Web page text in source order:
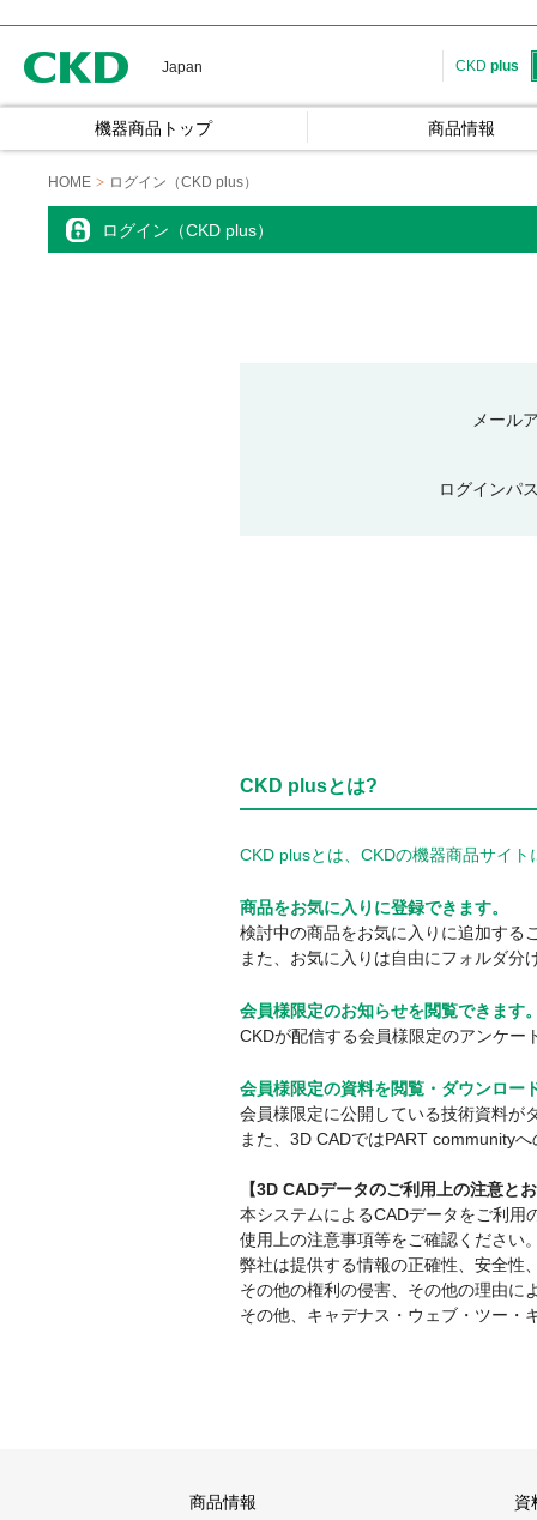
Japan CKD plus
機器商品トップ 商品情報
HOME ログイン（CKD plus）
ログイン（CKD plus）
メール
ログインパ
CKD plusとは?
CKD plusとは、CKDの機器商品サイ
商品をお気に入りに登録できます。
検討中の商品をお気に入りに追加する
また、お気に入りは自由にフォルダ
会員様限定のお知らせを閲覧できます
CKDが配信する会員様限定のアンケー
会員様限定の資料を閲覧・ダウンロー
会員様限定に公開している技術資料が
また、3D CADではPART community
【3D CADデータのご利用上の注意と
本システムによるCADデータをご利用
使用上の注意事項等をご確認ください
弊社は提供する情報の正確性、安全性
その他の権利の侵害、その他の理由に
その他、キャデナス・ウェブ・ツー・
商品情報 資